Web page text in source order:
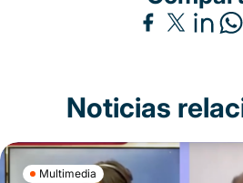
Noticias
Multimedia